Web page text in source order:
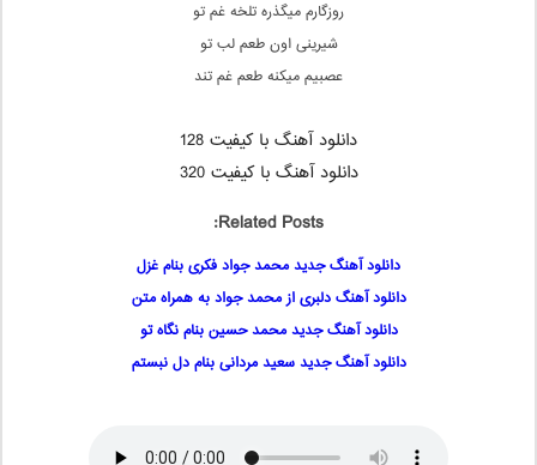
روزگارم میگذره تلخه غم تو
شیرینی اون طعم لب تو
عصبیم میکنه طعم غم تند
دانلود آهنگ با کیفیت 128
دانلود آهنگ با کیفیت 320
Related Posts:
دانلود آهنگ جدید محمد جواد فکری بنام غزل
دانلود آهنگ دلبری از محمد جواد به همراه متن
دانلود آهنگ جدید محمد حسین بنام نگاه تو
دانلود آهنگ جدید سعید مردانی بنام دل نبستم